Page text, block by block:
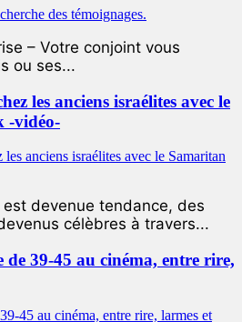
– Votre conjoint vous
ou ses...
les anciens israélites avec le
-vidéo-
devenue tendance, des
célèbres à travers...
39-45 au cinéma, entre rire,